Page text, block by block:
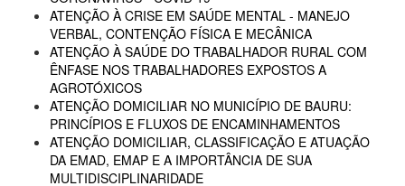
ATENÇÃO À CRISE EM SAÚDE MENTAL - MANEJO
VERBAL, CONTENÇÃO FÍSICA E MECÂNICA
ATENÇÃO À SAÚDE DO TRABALHADOR RURAL COM
ÊNFASE NOS TRABALHADORES EXPOSTOS A
AGROTÓXICOS
ATENÇÃO DOMICILIAR NO MUNICÍPIO DE BAURU:
PRINCÍPIOS E FLUXOS DE ENCAMINHAMENTOS
ATENÇÃO DOMICILIAR, CLASSIFICAÇÃO E ATUAÇÃO
DA EMAD, EMAP E A IMPORTÂNCIA DE SUA
MULTIDISCIPLINARIDADE